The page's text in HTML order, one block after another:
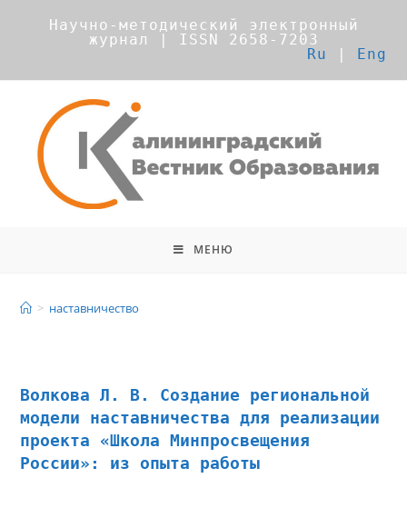
Научно-методический электронный
журнал | ISSN 2658-7203
Ru | Eng
МЕНЮ
> наставничество
Волкова Л. В. Создание региональной
модели наставничества для реализации
проекта «Школа Минпросвещения
России»: из опыта работы